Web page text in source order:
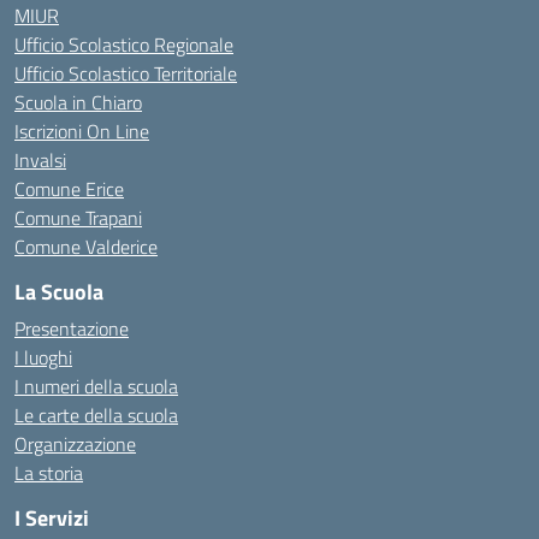
MIUR
Ufficio Scolastico Regionale
Ufficio Scolastico Territoriale
Scuola in Chiaro
Iscrizioni On Line
Invalsi
Comune Erice
Comune Trapani
Comune Valderice
La Scuola
Presentazione
I luoghi
I numeri della scuola
Le carte della scuola
Organizzazione
La storia
I Servizi